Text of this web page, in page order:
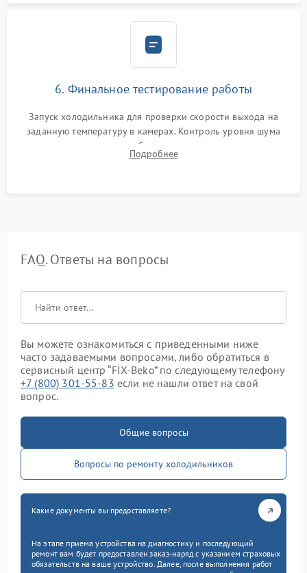
6. Финальное тестирование работы
Запуск холодильника для проверки скорости выхода на
заданную температуру в камерах. Контроль уровня шума
компрессора, отсутствия обмерзания стенок и корректного
срабатывания системы автоматической оттайки.
Подробнее
FAQ. Ответы на вопросы
Вы можете ознакомиться с приведенными ниже
часто задаваемыми вопросами, либо обратиться в
сервисный центр “FIX-Beko” по следующему телефону
+7 (800) 301-55-83 если не нашли ответ на свой
вопрос.
Общие вопросы
Вопросы по ремонту холодильников
Какие документы вы предоставляете?
На этапе приема устройства на диагностику и последующий
ремонт вам будет предоставлен заказ-наряд с указанием страховых
обязательств на ваше устройство. Далее, после выполнения работ